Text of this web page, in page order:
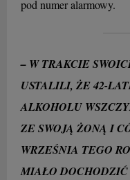
pod numer alarmowy.
– W TRAKCIE
USTALILI, ŻE 42-
ALKOHOLU
ZE SWOJĄ ŻONĄ I
WRZEŚNIA TEGO
MIAŁO